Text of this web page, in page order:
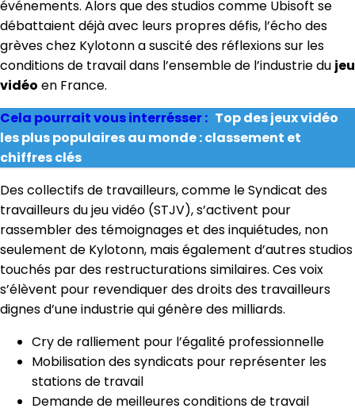
événements. Alors que des studios comme Ubisoft se
débattaient déjà avec leurs propres défis, l’écho des
grèves chez Kylotonn a suscité des réflexions sur les
conditions de travail dans l’ensemble de l’industrie du jeu
vidéo en France.
Cela pourrait vous interrésser : Top des jeux vidéo
les plus populaires au monde : classement et
chiffres clés
Des collectifs de travailleurs, comme le Syndicat des
travailleurs du jeu vidéo (STJV), s’activent pour
rassembler des témoignages et des inquiétudes, non
seulement de Kylotonn, mais également d’autres studios
touchés par des restructurations similaires. Ces voix
s’élèvent pour revendiquer des droits des travailleurs
dignes d’une industrie qui génère des milliards.
Cry de ralliement pour l’égalité professionnelle
Mobilisation des syndicats pour représenter les
stations de travail
Demande de meilleures conditions de travail